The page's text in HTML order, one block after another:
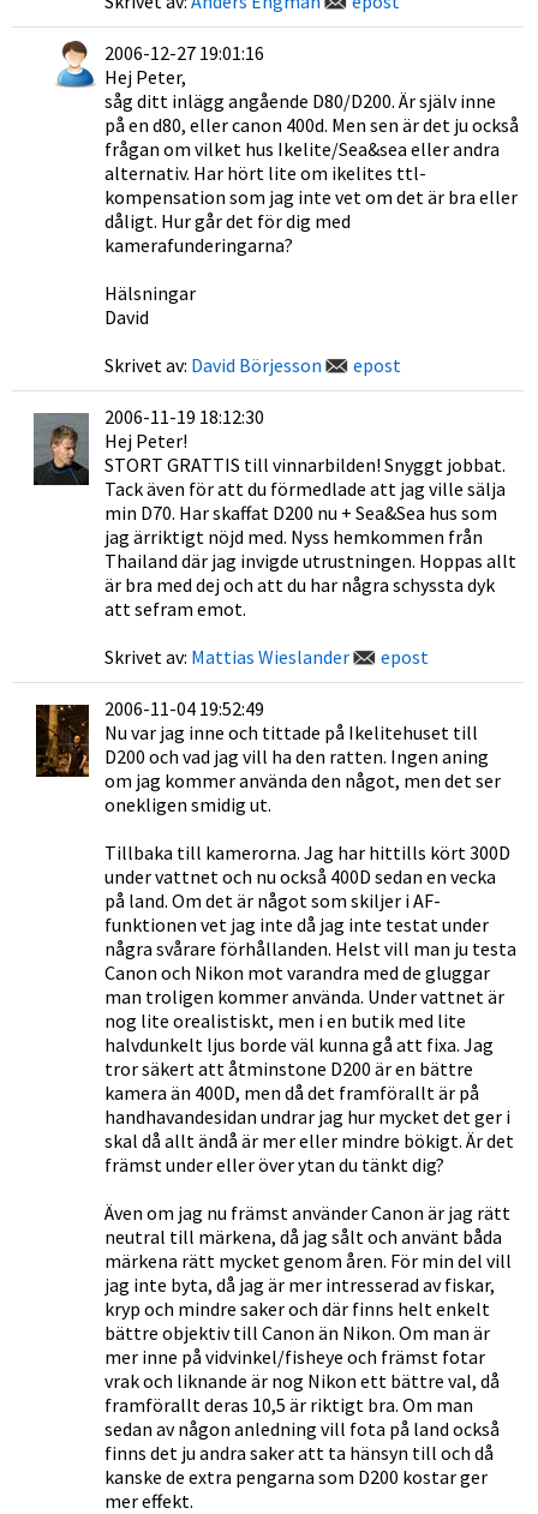
2006-12-27 19:01:16
Hej Peter,
såg ditt inlägg angående D80/D200. Är själv inne
på en d80, eller canon 400d. Men sen är det ju också
frågan om vilket hus Ikelite/Sea&sea eller andra
alternativ. Har hört lite om ikelites ttl-
kompensation som jag inte vet om det är bra eller
dåligt. Hur går det för dig med
kamerafunderingarna?
Hälsningar
David
Skrivet av: David Börjesson epost
2006-11-19 18:12:30
Hej Peter!
STORT GRATTIS till vinnarbilden! Snyggt jobbat.
Tack även för att du förmedlade att jag ville sälja
min D70. Har skaffat D200 nu + Sea&Sea hus som
jag ärriktigt nöjd med. Nyss hemkommen från
Thailand där jag invigde utrustningen. Hoppas allt
är bra med dej och att du har några schyssta dyk
att sefram emot.
Skrivet av: Mattias Wieslander epost
2006-11-04 19:52:49
Nu var jag inne och tittade på Ikelitehuset till
D200 och vad jag vill ha den ratten. Ingen aning
om jag kommer använda den något, men det ser
onekligen smidig ut.
Tillbaka till kamerorna. Jag har hittills kört 300D
under vattnet och nu också 400D sedan en vecka
på land. Om det är något som skiljer i AF-
funktionen vet jag inte då jag inte testat under
några svårare förhållanden. Helst vill man ju testa
Canon och Nikon mot varandra med de gluggar
man troligen kommer använda. Under vattnet är
nog lite orealistiskt, men i en butik med lite
halvdunkelt ljus borde väl kunna gå att fixa. Jag
tror säkert att åtminstone D200 är en bättre
kamera än 400D, men då det framförallt är på
handhavandesidan undrar jag hur mycket det ger i
skal då allt ändå är mer eller mindre bökigt. Är det
främst under eller över ytan du tänkt dig?
Även om jag nu främst använder Canon är jag rätt
neutral till märkena, då jag sålt och använt båda
märkena rätt mycket genom åren. För min del vill
jag inte byta, då jag är mer intresserad av fiskar,
kryp och mindre saker och där finns helt enkelt
bättre objektiv till Canon än Nikon. Om man är
mer inne på vidvinkel/fisheye och främst fotar
vrak och liknande är nog Nikon ett bättre val, då
framförallt deras 10,5 är riktigt bra. Om man
sedan av någon anledning vill fota på land också
finns det ju andra saker att ta hänsyn till och då
kanske de extra pengarna som D200 kostar ger
mer effekt.